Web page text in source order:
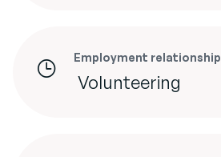
Employment relationship
Volunteering